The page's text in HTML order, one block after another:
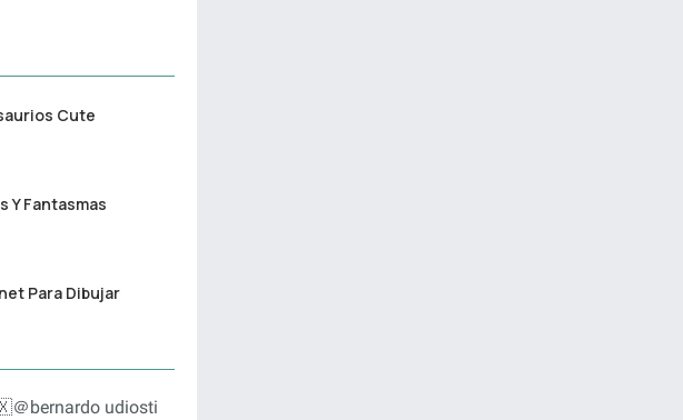
Cute
Y Fantasmas
Para Dibujar
＠bernardo udiosti